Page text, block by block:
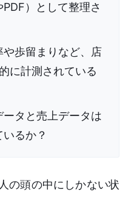
）として整理さ
歩留まりなど、店
に計測されている
タと売上データは
るか？
の頭の中にしかない状